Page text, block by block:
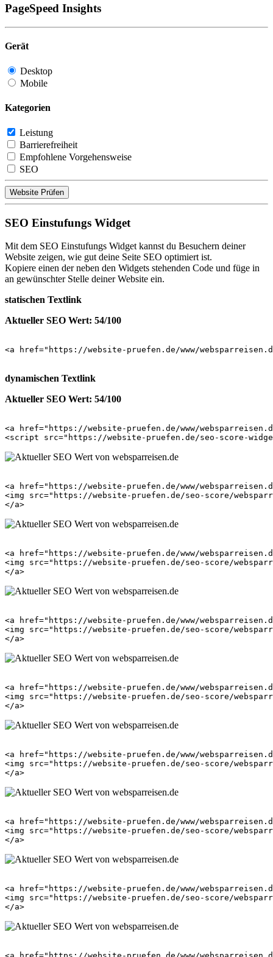
PageSpeed Insights
Gerät
Desktop
Mobile
Kategorien
Leistung
Barrierefreiheit
Empfohlene Vorgehensweise
SEO
Website Prüfen
SEO Einstufungs Widget
Mit dem SEO Einstufungs Widget kannst du Besuchern deiner
Website zeigen, wie gut deine Seite SEO optimiert ist.
Kopiere einen der neben den Widgets stehenden Code und füge in
an gewünschter Stelle deiner Website ein.
statischen Textlink
Aktueller SEO Wert: 54/100
<a href="https://website-pruefen.de/www/
dynamischen Textlink
Aktueller SEO Wert: 54/100
<a href="https://website-pruefen.de/www/
<a href="https://website-pruefen.de/www/
<img src="https://website-pruefen.de/seo-score/
<a href="https://website-pruefen.de/www/
<img src="https://website-pruefen.de/seo-score/
<a href="https://website-pruefen.de/www/
<img src="https://website-pruefen.de/seo-score/
<a href="https://website-pruefen.de/www/
<img src="https://website-pruefen.de/seo-score/
<a href="https://website-pruefen.de/www/
<img src="https://website-pruefen.de/seo-score/
<a href="https://website-pruefen.de/www/
<img src="https://website-pruefen.de/seo-score/
<a href="https://website-pruefen.de/www/
<img src="https://website-pruefen.de/seo-score/